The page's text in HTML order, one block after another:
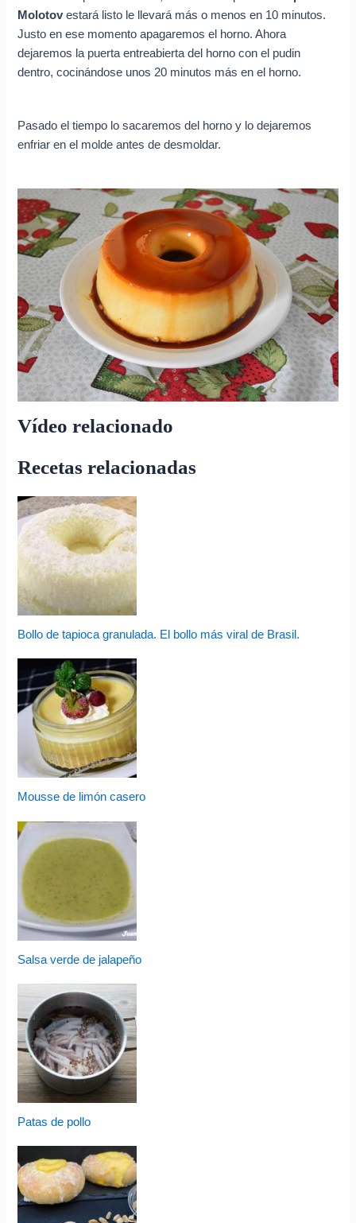
Molotov estará listo le llevará más o menos en 10 minutos.
Justo en ese momento apagaremos el horno. Ahora
dejaremos la puerta entreabierta del horno con el pudin
dentro, cocinándose unos 20 minutos más en el horno.
Pasado el tiempo lo sacaremos del horno y lo dejaremos
enfriar en el molde antes de desmoldar.
Vídeo relacionado
Recetas relacionadas
Bollo de tapioca granulada. El bollo más viral de Brasil.
Mousse de limón casero
Salsa verde de jalapeño
Patas de pollo